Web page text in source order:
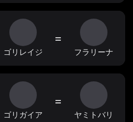
ゴリレイジ
=
フラリーナ
ゴリガイア
=
ヤミトバリ